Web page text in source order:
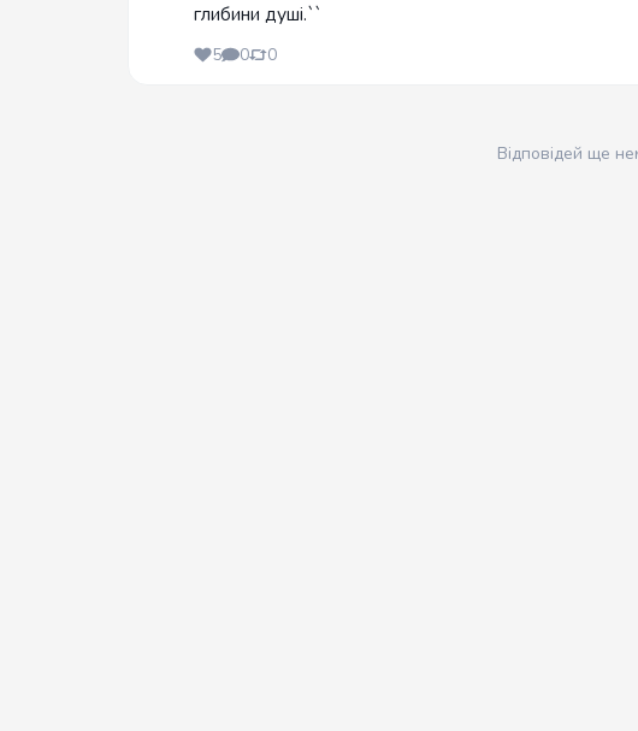
глибини душі.``
5 0 0
Відповідей ще